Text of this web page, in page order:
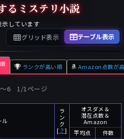
るミステリ小説
示しています
グリッド表示 テーブル表示
ランクが高い順 Amazon点数が
〜6 1/1ページ
ル
ラ
ン
ク
[ ？]
オスダメ＆
潜在点数＆
Amazon
平均点
件数